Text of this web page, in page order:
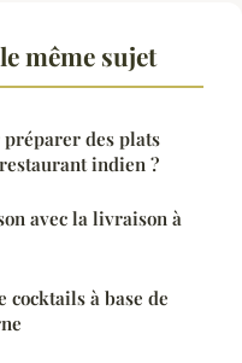
même sujet
préparer des plats
indien ?
avec la livraison à
cocktails à base de